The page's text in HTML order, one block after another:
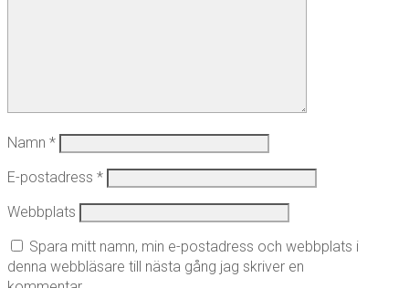
Namn *
E-postadress *
Webbplats
Spara mitt namn, min e-postadress och webbplats i
denna webbläsare till nästa gång jag skriver en